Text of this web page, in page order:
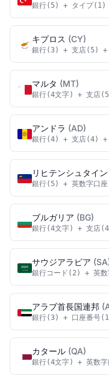
銀行(5) + タイプ(1)
キプロス (CY)
銀行(3) + 支店(5) +
マルタ (MT)
銀行(4文字) + 支店
アンドラ (AD)
銀行(4) + 支店(4) +
リヒテンシュタイン
銀行(5) + 英数字口
ブルガリア (BG)
銀行(4文字) + 支店
サウジアラビア
銀行コード(2) + 英数
アラブ首長国連邦
銀行(3) + 口座番号
カタール (QA)
銀行(4文字) + 英数